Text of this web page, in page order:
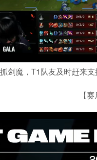
剑魔，T1队友及时赶来支
【